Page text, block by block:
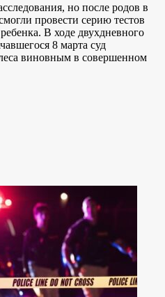
но после родов в
провести серию тестов
В ходе двухдневного
8 марта суд
виновным в совершенном